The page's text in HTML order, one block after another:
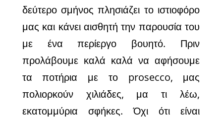
δεύτερο σμήνος πλησιάζει το ιστιοφόρο
μας και κάνει αισθητή την παρουσία του
με ένα περίεργο βουητό. Πριν
προλάβουμε καλά καλά να αφήσουμε
τα ποτήρια με το prosecco, μας
πολιορκούν χιλιάδες, μα τι λέω,
εκατομμύρια σφήκες.Όχι ότι είναι